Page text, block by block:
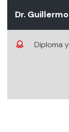
Dr.
Diploma